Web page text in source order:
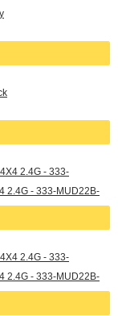
2.4G - 333-MUD22B-
2.4G - 333-MUD22B-